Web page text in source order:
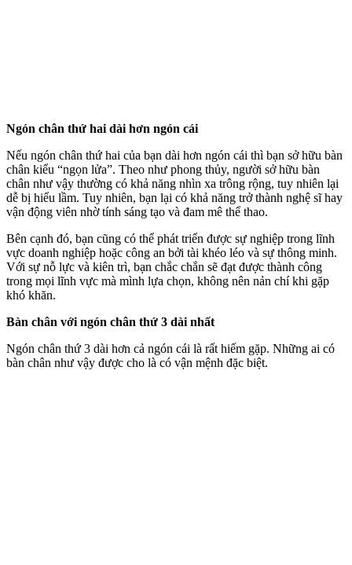
Ngón chân thứ hai dài hơn ngón cái
Nếu ngón chân thứ hai của bạn dài hơn ngón cái thì bạn sở hữu bàn
chân kiểu “ngọn lửa”. Theo như phong thủy, người sở hữu bàn
chân như vậy thường có khả năng nhìn xa trông rộng, tuy nhiên lại
dễ bị hiểu lầm. Tuy nhiên, bạn lại có khả năng trở thành nghệ sĩ hay
vận động viên nhờ tính sáng tạo và đam mê thể thao.
Bên cạnh đó, bạn cũng có thể phát triển được sự nghiệp trong lĩnh
vực doanh nghiệp hoặc công an bởi tài khéo léo và sự thông minh.
Với sự nỗ lực và kiên trì, bạn chắc chắn sẽ đạt được thành công
trong mọi lĩnh vực mà mình lựa chọn, không nên nản chí khi gặp
khó khăn.
Bàn chân với ngón chân thứ 3 dài nhất
Ngón chân thứ 3 dài hơn cả ngón cái là rất hiếm gặp. Những ai có
bàn chân như vậy được cho là có vận mệnh đặc biệt.